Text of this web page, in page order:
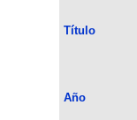
Título
Año